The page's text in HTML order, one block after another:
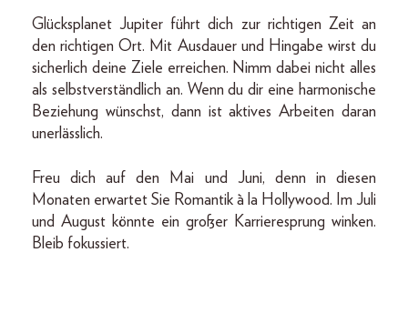
Glücksplanet Jupiter führt dich zur richtigen Zeit an
den richtigen Ort. Mit Ausdauer und Hingabe wirst du
sicherlich deine Ziele erreichen. Nimm dabei nicht alles
als selbstverständlich an. Wenn du dir eine harmonische
Beziehung wünschst, dann ist aktives Arbeiten daran
unerlässlich.
Freu dich auf den Mai und Juni, denn in diesen
Monaten erwartet Sie Romantik à la Hollywood. Im Juli
und August könnte ein großer Karrieresprung winken.
Bleib fokussiert.